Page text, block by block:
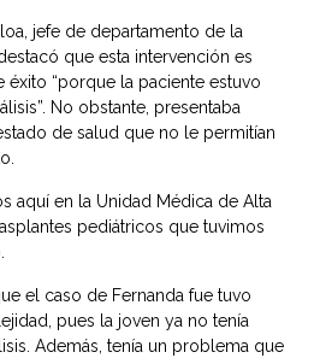
jefe de departamento de la
que esta intervención es
éxito “porque la paciente estuvo
No obstante, presentaba
de salud que no le permitían
aquí en la Unidad Médica de Alta
pediátricos que tuvimos
el caso de Fernanda fue tuvo
pues la joven ya no tenía
Además, tenía un problema que